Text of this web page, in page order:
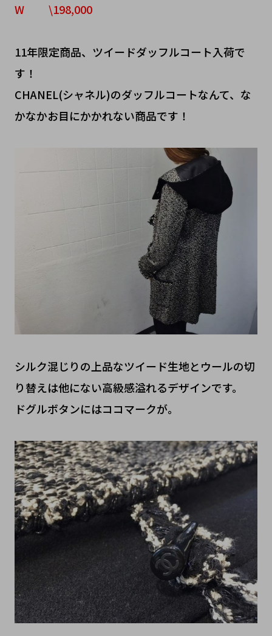
W \198,000
11年限定商品、ツイードダッフルコート入荷で
す！
CHANEL(シャネル)のダッフルコートなんて、な
かなかお目にかかれない商品です！
シルク混じりの上品なツイード生地とウールの切
り替えは他にない高級感溢れるデザインです。
ドグルボタンにはココマークが。